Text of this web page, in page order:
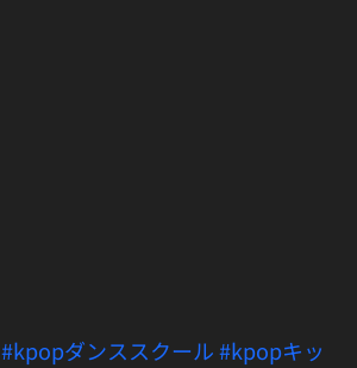
#kpopダンススクール#kpopキッ